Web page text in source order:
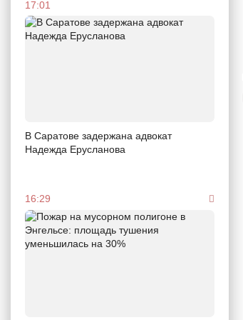
17:01
В Саратове задержана адвокат
Надежда Ерусланова
16:29